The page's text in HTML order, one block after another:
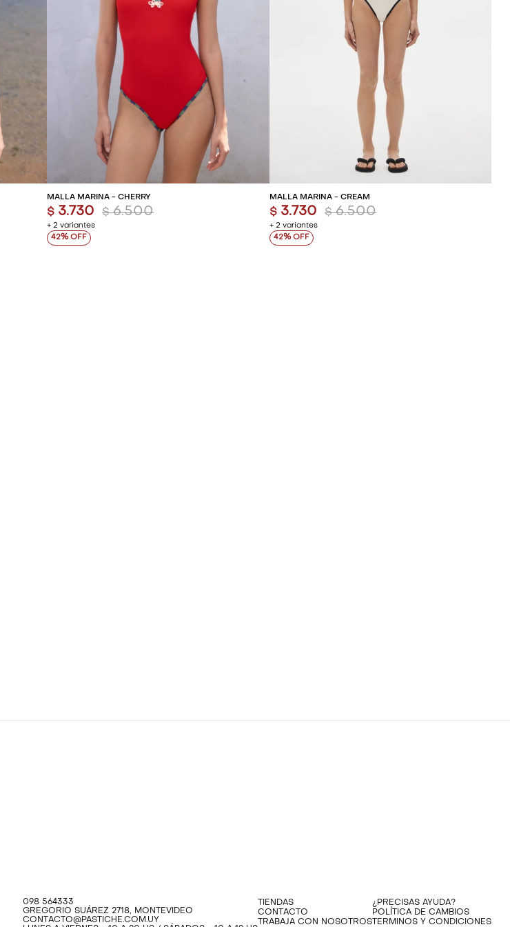
AGREGAR AL CARRITO
MALLA MARINA - CHERRY
+ 2 variantes
$ 3.730 $ 6.500
42
AGREGAR AL CARRITO
MALLA MARINA - CREAM
+ 2 variantes
$ 3.730 $ 6.500
42
098 564333
GREGORIO SUÁREZ 2718, MONTEVIDEO
CONTACTO@PASTICHE.COM.UY
TIENDAS
CONTACTO
TRABAJA CON NOSOTROS
¿PRECISAS AYUDA?
POLÍTICA DE CAMBIOS
TERMINOS Y CONDICIONES